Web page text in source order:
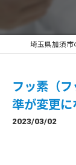
フッ素（
準が変更に
2023/03/02